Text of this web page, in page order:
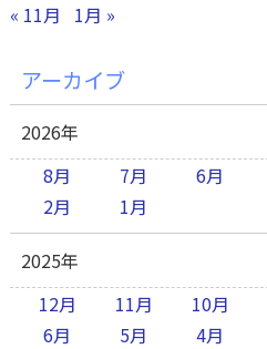
« 11月 1月 »
アーカイブ
2026年
8月
7月 6月
2月
1月
2025年
12月
11月 10月
6月
5月 4月